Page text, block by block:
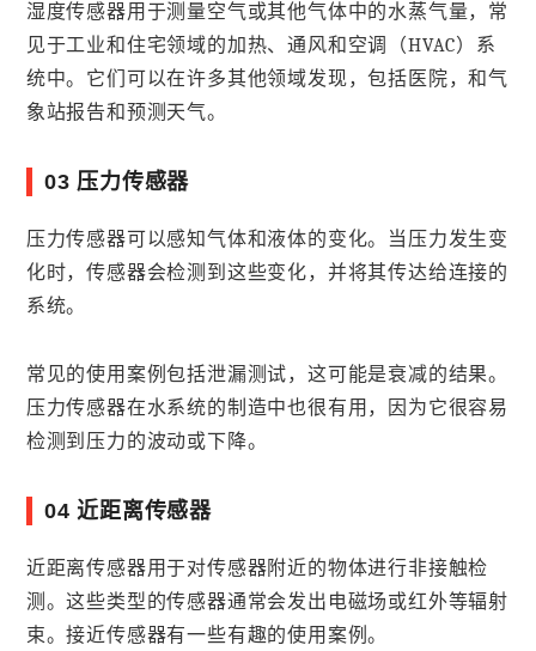
湿度传感器用于测量空气或其他气体中的水蒸气量，常
见于工业和住宅领域的加热、通风和空调（HVAC）系
统中。它们可以在许多其他领域发现，包括医院，和气
象站报告和预测天气。
03 压力传感器
压力传感器可以感知气体和液体的变化。当压力发生变
化时，传感器会检测到这些变化，并将其传达给连接的
系统。
常见的使用案例包括泄漏测试，这可能是衰减的结果。
压力传感器在水系统的制造中也很有用，因为它很容易
检测到压力的波动或下降。
04 近距离传感器
近距离传感器用于对传感器附近的物体进行非接触检
测。这些类型的传感器通常会发出电磁场或红外等辐射
束。接近传感器有一些有趣的使用案例。